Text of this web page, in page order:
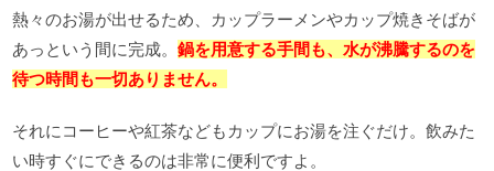
熱々のお湯が出せるため、カップラーメンやカップ焼きそばが
あっという間に完成。鍋を用意する手間も、水が沸騰するのを
待つ時間も一切ありません。
それにコーヒーや紅茶などもカップにお湯を注ぐだけ。飲みた
い時すぐにできるのは非常に便利ですよ。